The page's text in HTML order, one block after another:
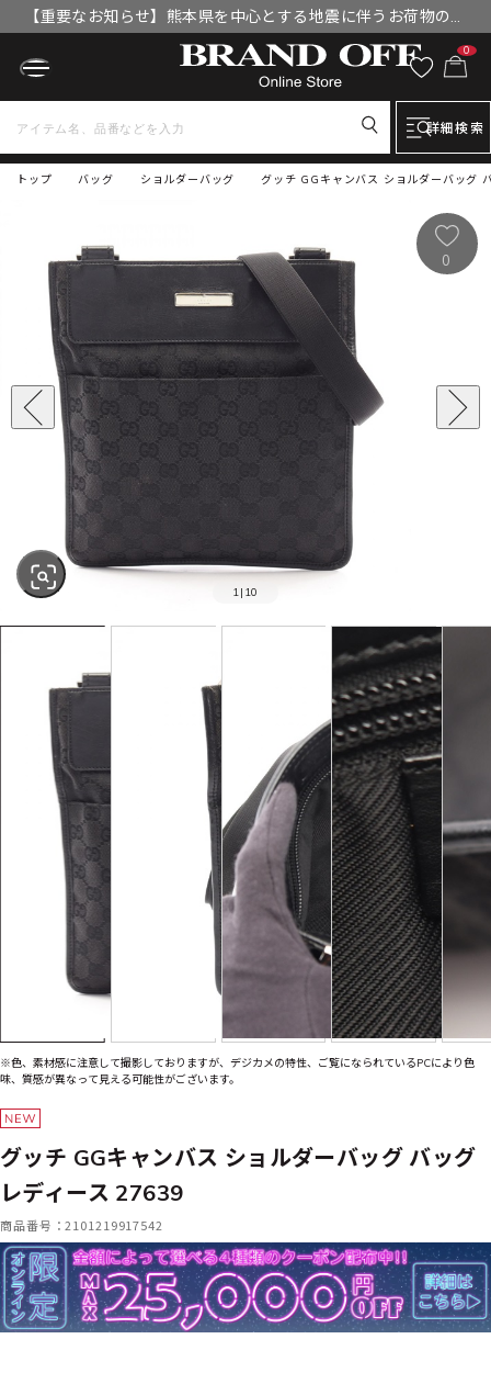
【重要なお知らせ】熊本県を中心とする地震に伴うお荷物のお
届けについて
0
詳細検索
トップ グッチ GGキャンバス ショルダーバッグ
バッグ ショルダーバッグ
1 | 10
0
※色、素材感に注意して撮影しておりますが、デジカメの特性、ご覧になられているPCにより色
味、質感が異なって見える可能性がございます。
グッチ GGキャンバス ショルダーバッグ バッグ
レディース 27639
商品番号：2101219917542